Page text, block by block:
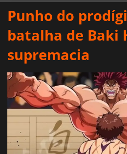
SOFTWARE
NOTÍCIAS
ENTRAR OU REGISTAR
Punho do
batalha de Baki
supremacia